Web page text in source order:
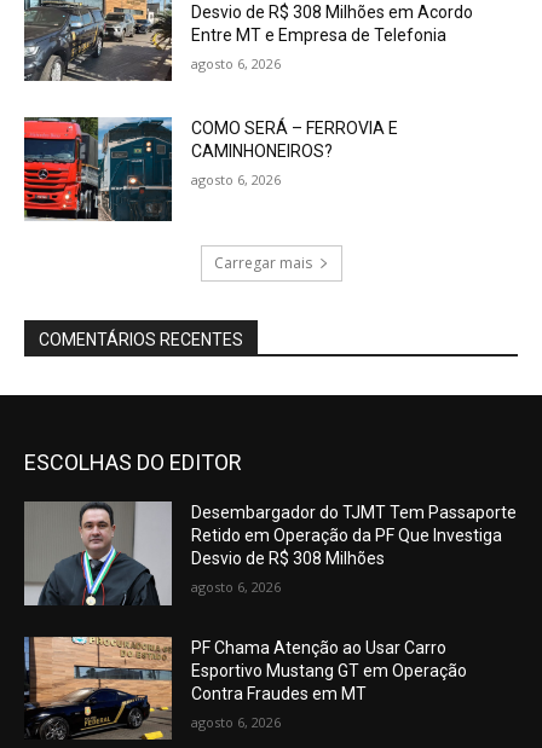
Desvio de R$ 308 Milhões em Acordo
Entre MT e Empresa de Telefonia
agosto 6, 2026
COMO SERÁ – FERROVIA E
CAMINHONEIROS?
agosto 6, 2026
Carregar mais
COMENTÁRIOS RECENTES
ESCOLHAS DO EDITOR
Desembargador do TJMT Tem Passaporte
Retido em Operação da PF Que Investiga
Desvio de R$ 308 Milhões
agosto 6, 2026
PF Chama Atenção ao Usar Carro
Esportivo Mustang GT em Operação
Contra Fraudes em MT
agosto 6, 2026